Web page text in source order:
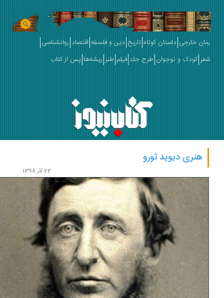
خارجی داستان کوتاه تاریخ دین و فلسفه اقتصاد روانشناسی
کودک و نوجوان طرح جلد فیلم طنز ریشه‌ها پس از کتاب
هنری دیوید ثورو